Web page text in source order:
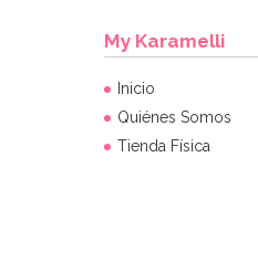
My Karamelli
Inicio
Quiénes Somos
Tienda Física